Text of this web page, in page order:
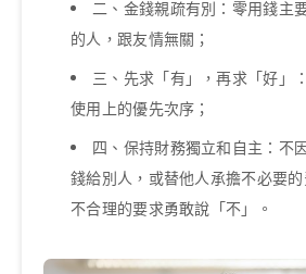
二、金錢親疏有別：零用錢主
的人，跟友情無關；
三、先求「有」，再求「好」
使用上的優先次序；
四、保持財務獨立和自主：不
錢給別人，或替他人承擔不必要
不合理的要求勇敢說「不」。